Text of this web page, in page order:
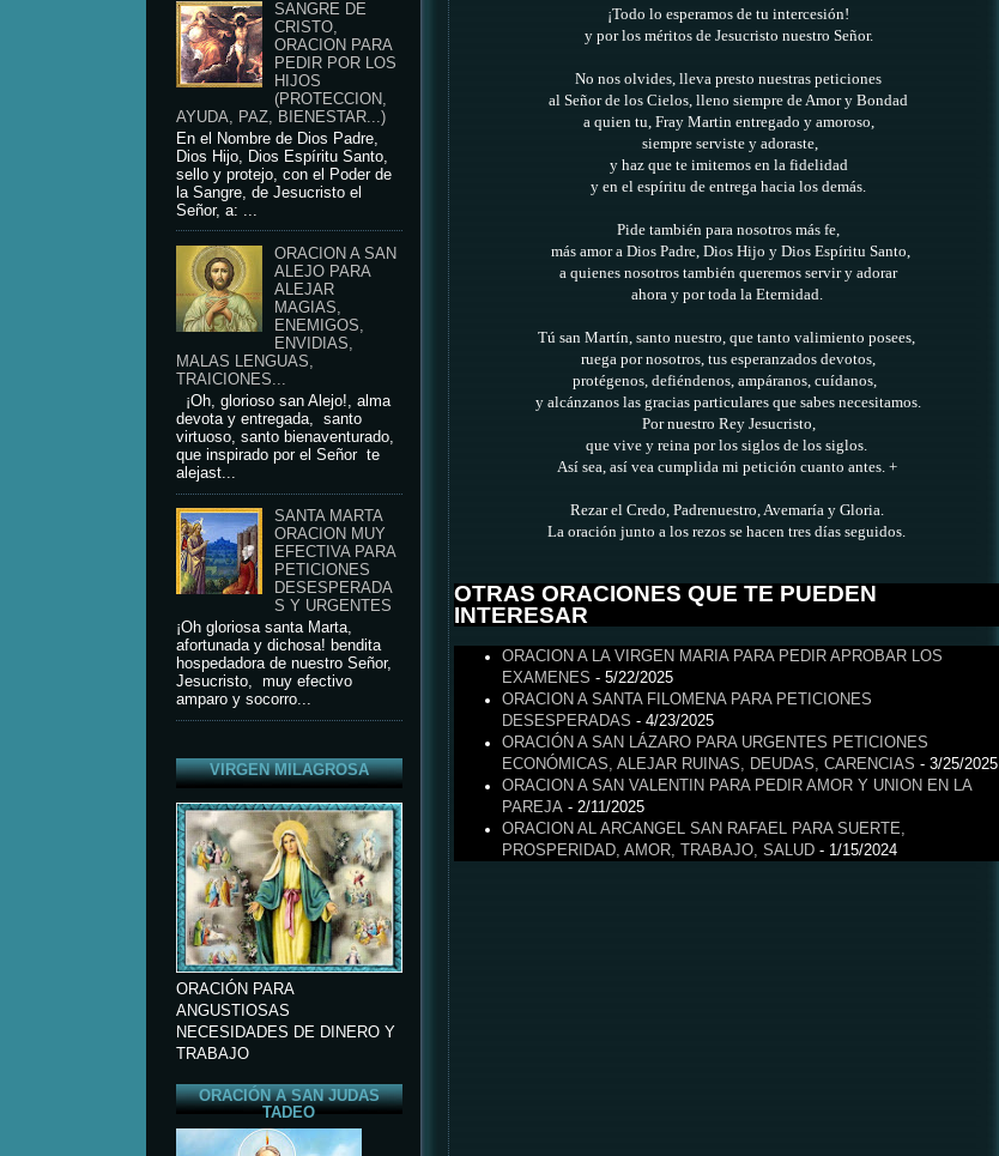
SANGRE DE
CRISTO,
ORACION PARA
PEDIR POR LOS
HIJOS
(PROTECCION,
AYUDA, PAZ, BIENESTAR...)
En el Nombre de Dios Padre,
Dios Hijo, Dios Espíritu Santo,
sello y protejo, con el Poder de
la Sangre, de Jesucristo el
Señor, a: ...
ORACION A SAN
ALEJO PARA
ALEJAR
MAGIAS,
ENEMIGOS,
ENVIDIAS,
MALAS LENGUAS,
TRAICIONES...
¡Oh, glorioso san Alejo!, alma
devota y entregada, santo
virtuoso, santo bienaventurado,
que inspirado por el Señor te
alejast...
SANTA MARTA
ORACION MUY
EFECTIVA PARA
PETICIONES
DESESPERADA
S Y URGENTES
¡Oh gloriosa santa Marta,
afortunada y dichosa! bendita
hospedadora de nuestro Señor,
Jesucristo, muy efectivo
amparo y socorro...
VIRGEN MILAGROSA
ORACIÓN PARA
ANGUSTIOSAS
NECESIDADES DE DINERO Y
TRABAJO
ORACIÓN A SAN JUDAS
TADEO
¡Todo lo esperamos de tu intercesión!
y por los méritos de Jesucristo nuestro Señor.
No nos olvides, lleva presto nuestras peticiones
al Señor de los Cielos, lleno siempre de Amor y Bondad
a quien tu, Fray Martin entregado y amoroso,
siempre serviste y adoraste,
y haz que te imitemos en la fidelidad
y en el espíritu de entrega hacia los demás.
Pide también para nosotros más fe,
más amor a Dios Padre, Dios Hijo y Dios Espíritu Santo,
a quienes nosotros también queremos servir y adorar
ahora y por toda la Eternidad.
Tú san Martín, santo nuestro, que tanto valimiento posees,
ruega por nosotros, tus esperanzados devotos,
protégenos, defiéndenos, ampáranos, cuídanos,
y alcánzanos las gracias particulares que sabes necesitamos.
Por nuestro Rey Jesucristo,
que vive y reina por los siglos de los siglos.
Así sea, así vea cumplida mi petición cuanto antes. +
Rezar el Credo, Padrenuestro, Avemaría y Gloria.
La oración junto a los rezos se hacen tres días seguidos.
OTRAS ORACIONES QUE TE PUEDEN
INTERESAR
ORACION A LA VIRGEN MARIA PARA PEDIR APROBAR LOS
EXAMENES - 5/22/2025
ORACION A SANTA FILOMENA PARA PETICIONES
DESESPERADAS - 4/23/2025
ORACIÓN A SAN LÁZARO PARA URGENTES PETICIONES
ECONÓMICAS, ALEJAR RUINAS, DEUDAS, CARENCIAS - 3/25/2025
ORACION A SAN VALENTIN PARA PEDIR AMOR Y UNION EN LA
PAREJA - 2/11/2025
ORACION AL ARCANGEL SAN RAFAEL PARA SUERTE,
PROSPERIDAD, AMOR, TRABAJO, SALUD- 1/15/2024